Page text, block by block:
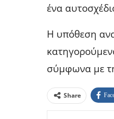
ένα
Η υπόθεση
σύμφωνα με
Share